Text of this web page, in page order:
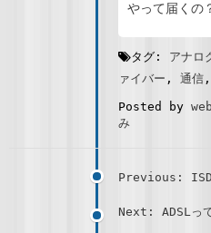
やって届くの
タグ: アナロ
ァイバー , 通信 ,
Posted by
み
Previous:
Next: ADSLっ